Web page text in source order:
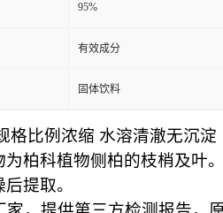
95%
有效成分
固体饮料
格比例浓缩 水溶清澈无沉淀
柏科植物侧柏的枝梢及叶。
提取。